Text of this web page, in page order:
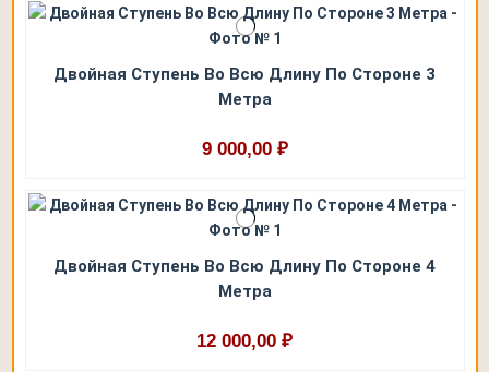
Двойная Ступень Во Всю Длину По Стороне 3
Метра
9 000,00 ₽
Двойная Ступень Во Всю Длину По Стороне 4
Метра
12 000,00 ₽